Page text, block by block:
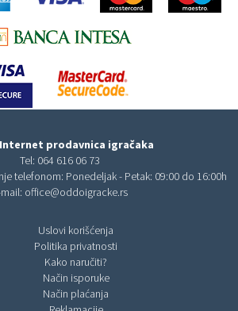
Internet prodavnica igračaka
Tel: 064 616 06 73
telefonom: Ponedeljak - Petak: 09:00 do 16:00h
office@oddoigracke.rs
Uslovi korišćenja
Politika privatnosti
Kako naručiti?
Način isporuke
Način plaćanja